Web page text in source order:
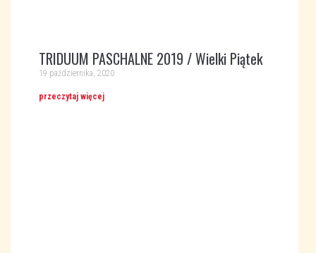
TRIDUUM PASCHALNE 2019 / Wielki Piątek
19 października, 2020
przeczytaj więcej